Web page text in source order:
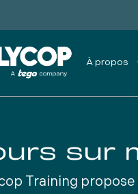
À propos
sur
Training